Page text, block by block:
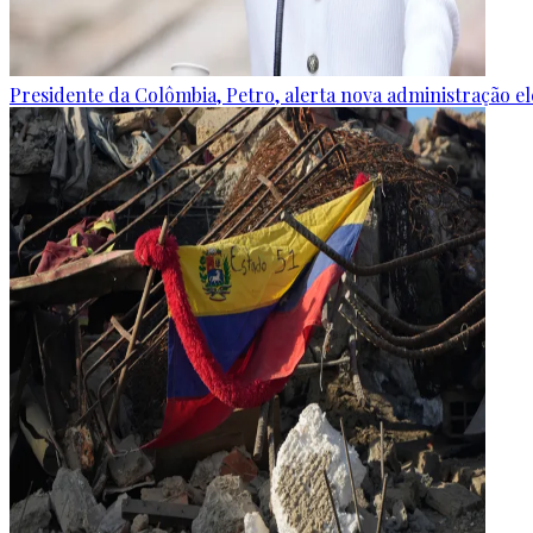
Presidente da Colômbia, Petro, alerta nova administração